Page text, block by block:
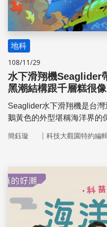
地科
108/11/29
水下滑翔機
黑潮結構跟千層糕很像
Seaglider水下滑翔機是台灣
鵝黃色的外型堪稱海洋界的
置，卻能潛入1,000公尺深
簡鈺璇 ｜ 科技大觀園特約編